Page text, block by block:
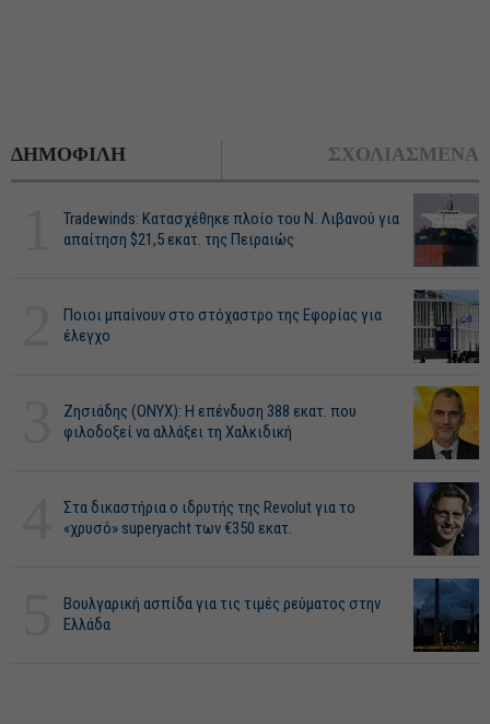
ΔΗΜΟΦΙΛΗ ΣΧΟΛΙΑΣΜΕΝΑ
Tradewinds: Κατασχέθηκε πλοίο του Ν. Λιβανού για
απαίτηση $21,5 εκατ. της Πειραιώς
Ποιοι μπαίνουν στο στόχαστρο της Εφορίας για
έλεγχο
Ζησιάδης (ONYX): Η επένδυση 388 εκατ. που
φιλοδοξεί να αλλάξει τη Χαλκιδική
Στα δικαστήρια ο ιδρυτής της Revolut για το
«χρυσό» superyacht των €350 εκατ.
Βουλγαρική ασπίδα για τις τιμές ρεύματος στην
Ελλάδα